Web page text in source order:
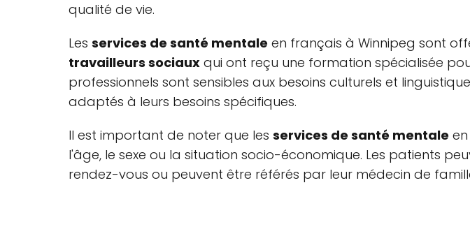
qualité de vie.
Les services de santé mentale en français à Winnipeg sont
travailleurs sociaux qui ont reçu une formation spécialisée
professionnels sont sensibles aux besoins culturels et
adaptés à leurs besoins spécifiques.
Il est important de noter que les services de santé mentale
l'âge, le sexe ou la situation socio-économique. Les patients
rendez-vous ou peuvent être référés par leur médecin de